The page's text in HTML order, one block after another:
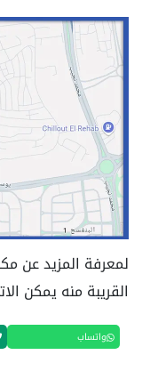
لمعرفة المزيد عن
القريبة منه يمكن
واتساب